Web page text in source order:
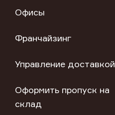
Офисы
Франчайзинг
Управление доставкой
Оформить пропуск на
склад